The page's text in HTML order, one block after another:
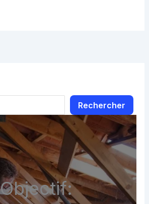
Rechercher
Objectif: